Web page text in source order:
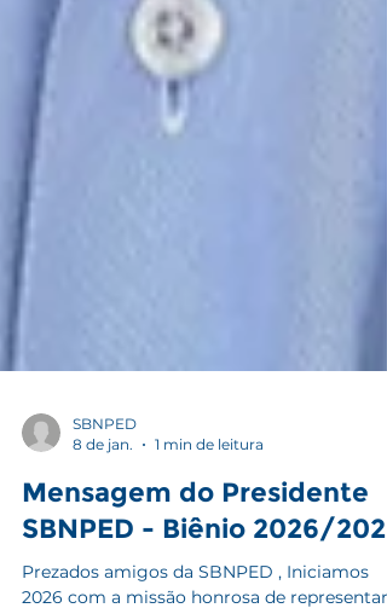
SBNPED
8 de jan.
1 min de leitura
Mensagem do Presidente